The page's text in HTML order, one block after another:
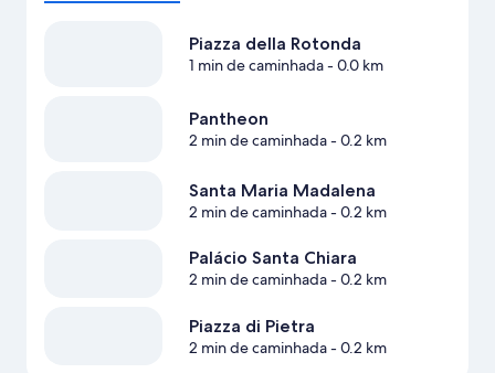
Piazza della Rotonda
1 min de caminhada- 0.0 km
Pantheon
2 min de caminhada- 0.2 km
Santa Maria Madalena
2 min de caminhada- 0.2 km
Palácio Santa Chiara
2 min de caminhada- 0.2 km
Piazza di Pietra
2 min de caminhada- 0.2 km